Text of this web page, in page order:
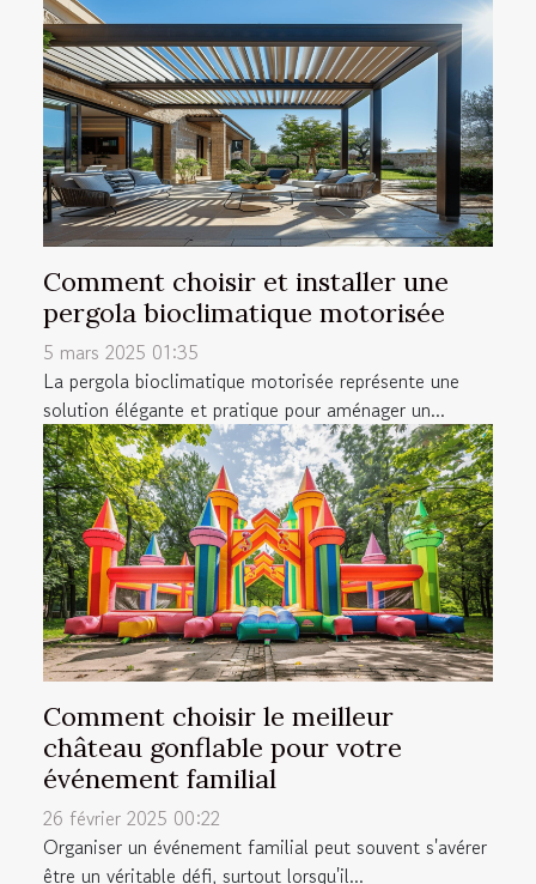
Comment choisir et installer une
pergola bioclimatique motorisée
5 mars 2025 01:35
La pergola bioclimatique motorisée représente une
solution élégante et pratique pour aménager un...
Comment choisir le meilleur
château gonflable pour votre
événement familial
26 février 2025 00:22
Organiser un événement familial peut souvent s'avérer
être un véritable défi, surtout lorsqu'il...